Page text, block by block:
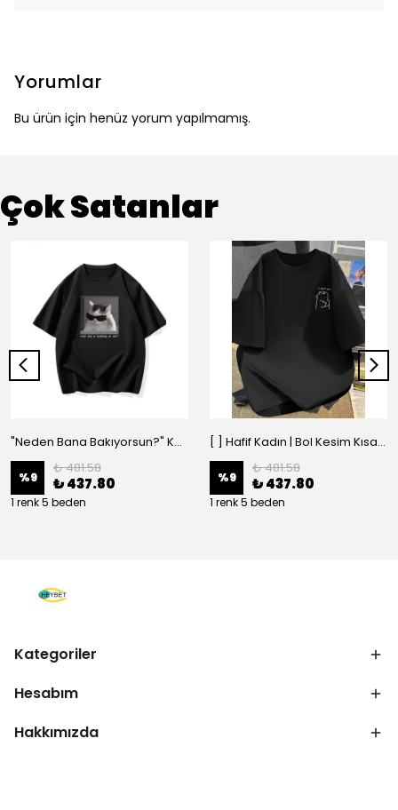
Yorumlar
Bu ürün için henüz yorum yapılmamış.
Çok Satanlar
"Neden Bana Bakıyorsun?" Komik Kedi Grafik Tişört - Dijital Baskılı Siyah Bol - Siyah
%9
₺ 481.58
₺ 437.80
1 renk 5 beden
[ ] Hafif Kadın | Bol Kesim Kısa Kollu Yuvarlak Yaka Eğlenceli Karikatür Ayı ve - Siyah
%9
₺ 481.58
₺ 437.80
1 renk 5 beden
Kategoriler
Hesabım
Hakkımızda